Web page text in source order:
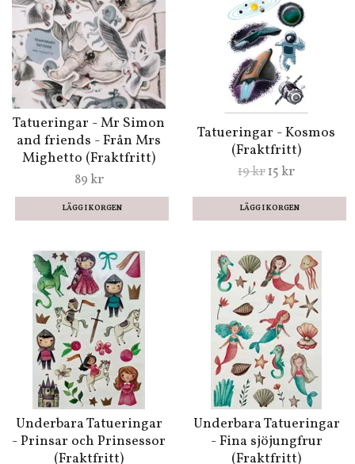
Tatueringar - Mr Simon
and friends - Från Mrs
Mighetto (Fraktfritt)
89 kr
Tatueringar - Kosmos
(Fraktfritt)
19 kr15 kr
Underbara Tatueringar
- Prinsar och Prinsessor
(Fraktfritt)
Underbara Tatueringar
- Fina sjöjungfrur
(Fraktfritt)